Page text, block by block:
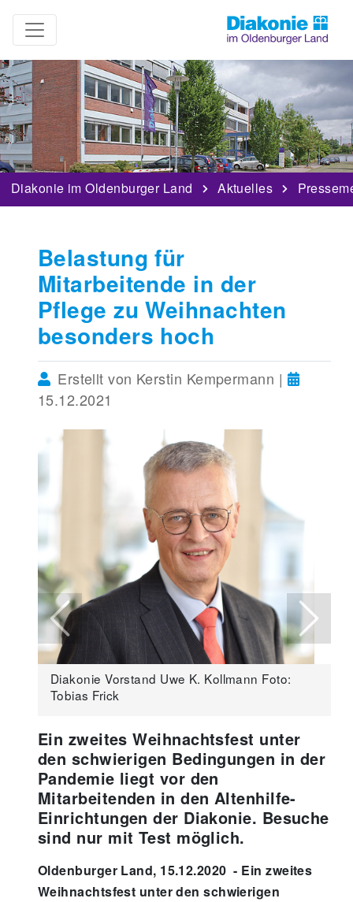
Diakonie im Oldenburger Land Aktuelles
Belastung für
Mitarbeitende in der
Pflege zu Weihnachten
besonders hoch
Erstellt von Kerstin Kempermann |
15.12.2021
Diakonie Vorstand Uwe K. Kollmann Foto:
Tobias Frick
Previous Next
Ein zweites Weihnachtsfest unter
den schwierigen Bedingungen in der
Pandemie liegt vor den
Mitarbeitenden in den Altenhilfe-
Einrichtungen der Diakonie. Besuche
sind nur mit Test möglich.
Oldenburger Land, 15.12.2020 - Ein zweites
Weihnachtsfest unter den schwierigen